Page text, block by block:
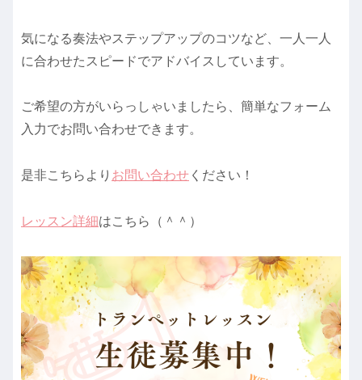
気になる奏法やステップアップのコツなど、一人一人
に合わせたスピードでアドバイスしています。
ご希望の方がいらっしゃいましたら、簡単なフォーム
入力でお問い合わせできます。
是非こちらより お問い合わせ ください！
レッスン詳細はこちら（＾＾）